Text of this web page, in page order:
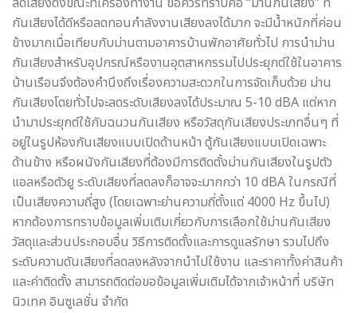
กันเสียงได้ดีหรือลดทอนกำลังงานเสียงลงได้มาก จะมีน้ำหนักที่ค่อน
ข้างมากเมื่อเทียบกับม่านตามอาคารบ้านพักอาศัยทั่วไป การนำม่าน
กันเสียงสำหรับอุปกรณ์หรืองานอุตสาหกรรมไปประยุกต์ใช้ในอาคาร
บ้านเรือนจึงต้องคำนึงถึงเรื่องความสะดวกในการจัดเก็บด้วย ม่าน
กันเสียงโดยทั่วไปจะลดระดับเสียงลงได้ประมาณ 5-10 dBA แต่หาก
นำมาประยุกต์ใช้กับฉนวนกันเสียง หรือวัสดุกันเสียงประเภทอื่นๆ ที่
อยู่ในรูปห้องกันเสียงแบบเปิดด้านหน้า ตู้กันเสียงแบบเปิดเฉพาะ
ด้านข้าง หรือผนังกันเสียงที่ต้องมีการติดตั้งม่านกันเสียงในรูปตัว
แอลหรือตัวยู ระดับเสียงที่ลดลงก็อาจจะมากกว่า 10 dBA ในกรณีที่
เป็นเสียงความถี่สูง (โดยเฉพาะย่านความถี่ตั้งแต่ 4000 Hz ขึ้นไป)
หากต้องการทราบข้อมูลเพิ่มเติมเกี่ยวกับการเลือกใช้ม่านกันเสียง
วัสดุและส่วนประกอบอื่น วิธีการติดตั้งและการดูแลรักษา รวมไปถึง
ระดับความดันเสียงที่ลดลงหลังจากนำไปใช้งาน และราคาทั้งค่าสินค้า
และค่าติดตั้ง สามารถติดต่อขอข้อมูลเพิ่มเติมได้จากเจ้าหน้าที่ บริษัท
นิวเทค อินซูเลชั่น จำกัด